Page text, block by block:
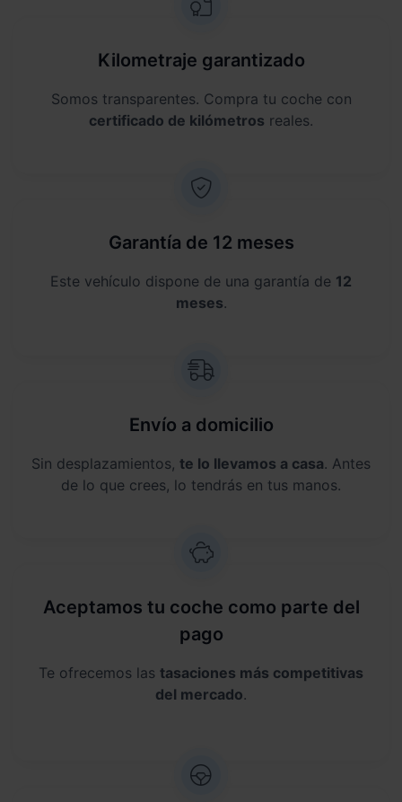
Kilometraje garantizado
Somos transparentes. Compra tu coche con
certificado de kilómetros reales.
Garantía de 12 meses
Este vehículo dispone de una garantía de 12
meses.
Envío a domicilio
Sin desplazamientos, te lo llevamos a casa. Antes
de lo que crees, lo tendrás en tus manos.
Aceptamos tu coche como parte del
pago
Te ofrecemos las tasaciones más competitivas
del mercado.